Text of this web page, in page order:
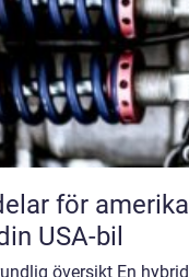
för
USA-bil
översikt En